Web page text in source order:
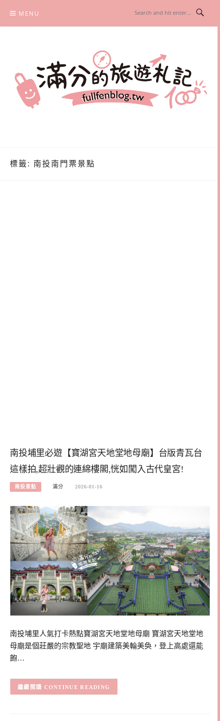
content
MENU
標籤: 南投南門票景點
南投埔里必遊【寶湖宮天地堂地母廟】台版青瓦台
這樣拍,超壯觀的連綿樓閣,恍如闖入古代皇宮!
南投景點 滿分 2026-01-16
南投埔里人氣打卡熱點寶湖宮天地堂地母廟 寶湖宮天地堂地
母廟是個莊嚴的宗教聖地 宇廟建築美輪美奐，登上高處還能
飽…
CONTINUE READING